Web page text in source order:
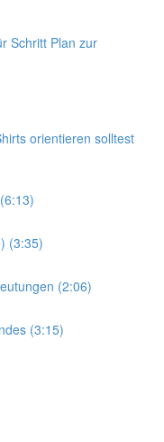
Schritt Plan zur
orientieren solltest
(3:35)
(2:06)
(3:15)